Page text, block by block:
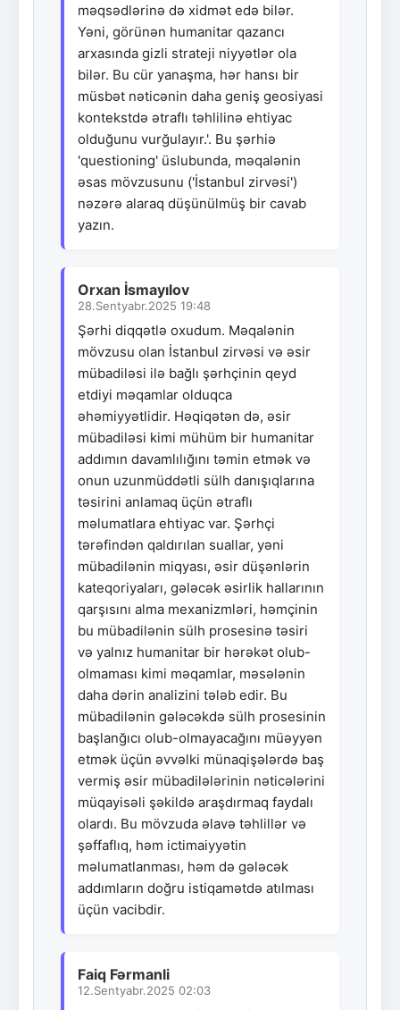
məqsədlərinə də xidmət edə bilər.
Yəni, görünən humanitar qazancı
arxasında gizli strateji niyyətlər ola
bilər. Bu cür yanaşma, hər hansı bir
müsbət nəticənin daha geniş geosiyasi
kontekstdə ətraflı təhlilinə ehtiyac
olduğunu vurğulayır.'. Bu şərhiə
'questioning' üslubunda, məqalənin
əsas mövzusunu ('İstanbul zirvəsi')
nəzərə alaraq düşünülmüş bir cavab
yazın.
Orxan İsmayılov
28.Sentyabr.2025 19:48
Şərhi diqqətlə oxudum. Məqalənin
mövzusu olan İstanbul zirvəsi və əsir
mübadiləsi ilə bağlı şərhçinin qeyd
etdiyi məqamlar olduqca
əhəmiyyətlidir. Həqiqətən də, əsir
mübadiləsi kimi mühüm bir humanitar
addımın davamlılığını təmin etmək və
onun uzunmüddətli sülh danışıqlarına
təsirini anlamaq üçün ətraflı
məlumatlara ehtiyac var. Şərhçi
tərəfindən qaldırılan suallar, yəni
mübadilənin miqyası, əsir düşənlərin
kateqoriyaları, gələcək əsirlik hallarının
qarşısını alma mexanizmləri, həmçinin
bu mübadilənin sülh prosesinə təsiri
və yalnız humanitar bir hərəkət olub-
olmaması kimi məqamlar, məsələnin
daha dərin analizini tələb edir. Bu
mübadilənin gələcəkdə sülh prosesinin
başlanğıcı olub-olmayacağını müəyyən
etmək üçün əvvəlki münaqişələrdə baş
vermiş əsir mübadilələrinin nəticələrini
müqayisəli şəkildə araşdırmaq faydalı
olardı. Bu mövzuda əlavə təhlillər və
şəffaflıq, həm ictimaiyyətin
məlumatlanması, həm də gələcək
addımların doğru istiqamətdə atılması
üçün vacibdir.
Faiq Fərmanli
12.Sentyabr.2025 02:03